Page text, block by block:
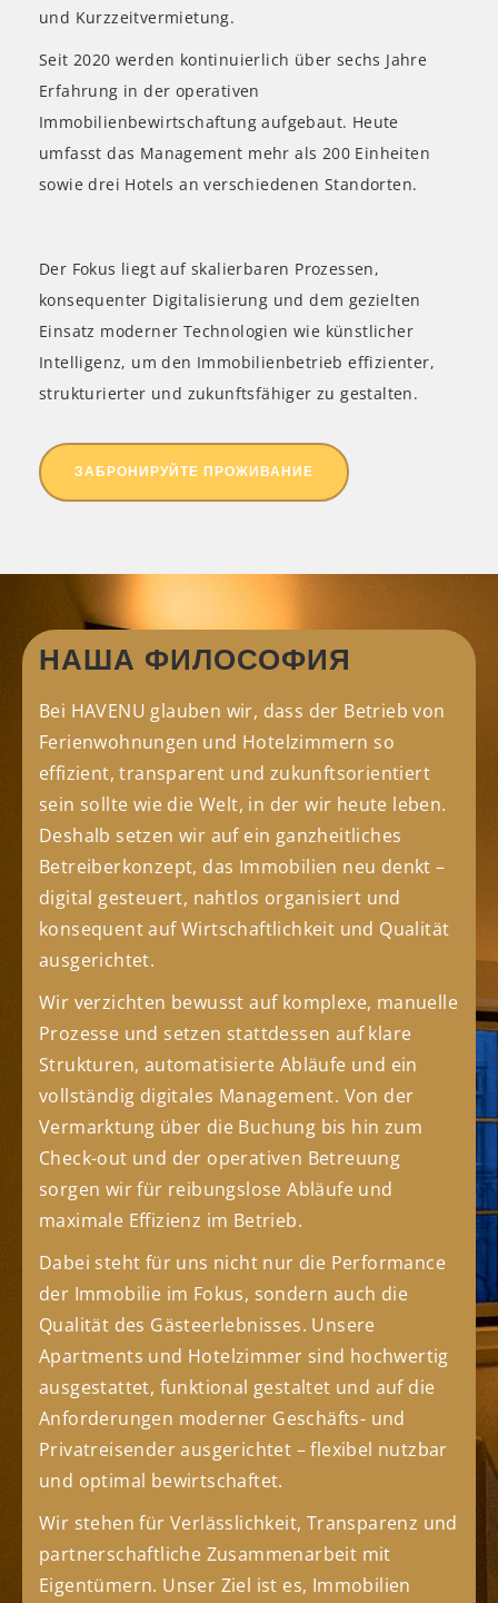
und Kurzzeitvermietung.
Seit 2020 werden kontinuierlich über sechs Jahre
Erfahrung in der operativen
Immobilienbewirtschaftung aufgebaut. Heute
umfasst das Management mehr als 200 Einheiten
sowie drei Hotels an verschiedenen Standorten.
Der Fokus liegt auf skalierbaren Prozessen,
konsequenter Digitalisierung und dem gezielten
Einsatz moderner Technologien wie künstlicher
Intelligenz, um den Immobilienbetrieb effizienter,
strukturierter und zukunftsfähiger zu gestalten.
ЗАБРОНИРУЙТЕ ПРОЖИВАНИЕ
НАША ФИЛОСОФИЯ
Bei HAVENU glauben wir, dass der Betrieb von
Ferienwohnungen und Hotelzimmern so
effizient, transparent und zukunftsorientiert
sein sollte wie die Welt, in der wir heute leben.
Deshalb setzen wir auf ein ganzheitliches
Betreiberkonzept, das Immobilien neu denkt –
digital gesteuert, nahtlos organisiert und
konsequent auf Wirtschaftlichkeit und Qualität
ausgerichtet.
Wir verzichten bewusst auf komplexe, manuelle
Prozesse und setzen stattdessen auf klare
Strukturen, automatisierte Abläufe und ein
vollständig digitales Management. Von der
Vermarktung über die Buchung bis hin zum
Check-out und der operativen Betreuung
sorgen wir für reibungslose Abläufe und
maximale Effizienz im Betrieb.
Dabei steht für uns nicht nur die Performance
der Immobilie im Fokus, sondern auch die
Qualität des Gästeerlebnisses. Unsere
Apartments und Hotelzimmer sind hochwertig
ausgestattet, funktional gestaltet und auf die
Anforderungen moderner Geschäfts- und
Privatreisender ausgerichtet – flexibel nutzbar
und optimal bewirtschaftet.
Wir stehen für Verlässlichkeit, Transparenz und
partnerschaftliche Zusammenarbeit mit
Eigentümern. Unser Ziel ist es, Immobilien